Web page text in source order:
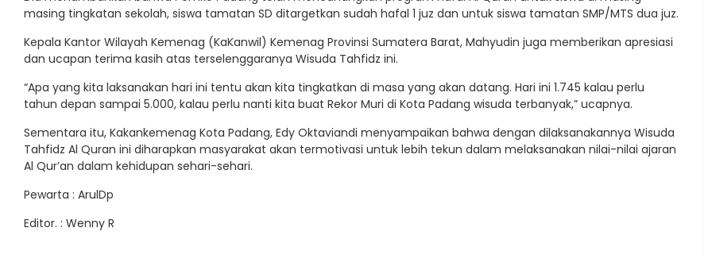
masing tingkatan sekolah, siswa tamatan SD ditargetkan sudah hafal 1 juz dan untuk siswa tamatan SMP/MTS dua juz.
Kepala Kantor Wilayah Kemenag (KaKanwil) Kemenag Provinsi Sumatera Barat, Mahyudin juga memberikan apresiasi
dan ucapan terima kasih atas terselenggaranya Wisuda Tahfidz ini.
“Apa yang kita laksanakan hari ini tentu akan kita tingkatkan di masa yang akan datang. Hari ini 1.745 kalau perlu
tahun depan sampai 5.000, kalau perlu nanti kita buat Rekor Muri di Kota Padang wisuda terbanyak,” ucapnya.
Sementara itu, Kakankemenag Kota Padang, Edy Oktaviandi menyampaikan bahwa dengan dilaksanakannya Wisuda
Tahfidz Al Quran ini diharapkan masyarakat akan termotivasi untuk lebih tekun dalam melaksanakan nilai-nilai ajaran
Al Qur’an dalam kehidupan sehari-sehari.
Pewarta : ArulDp
Editor. : Wenny R